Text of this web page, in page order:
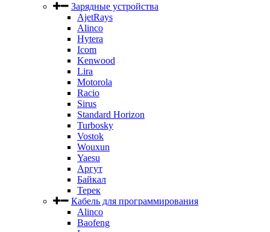
Зарядные устройства
AjetRays
Alinco
Hytera
Icom
Kenwood
Lira
Motorola
Racio
Sirus
Standard Horizon
Turbosky
Vostok
Wouxun
Yaesu
Аргут
Байкал
Терек
Кабель для программирования
Alinco
Baofeng